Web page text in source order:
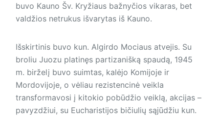
buvo Kauno Šv. Kryžiaus bažnyčios vikaras, bet
valdžios netrukus išvarytas iš Kauno.
Išskirtinis buvo kun. Algirdo Mociaus atvejis. Su
broliu Juozu platinęs partizanišką spaudą, 1945
m. birželį buvo suimtas, kalėjo Komijoje ir
Mordovijoje, o vėliau rezistencinė veikla
transformavosi į kitokio pobūdžio veiklą, akcijas –
pavyzdžiui, su Eucharistijos bičiulių sąjūdžiu kun.